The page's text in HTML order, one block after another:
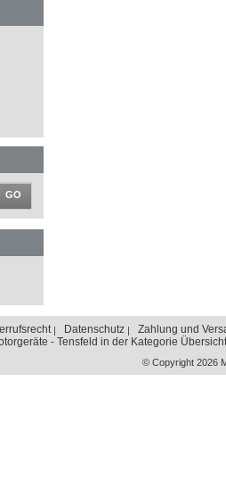
GO
Datenschutz
Zahlung und
- Tensfeld in der Kategorie Übersicht
© Copyright 2026